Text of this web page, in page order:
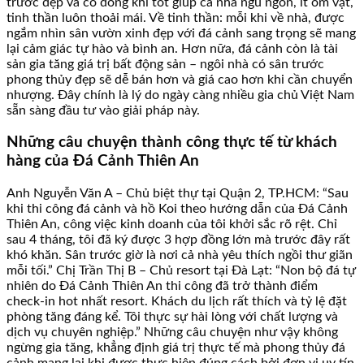
tinh thần luôn thoải mái. Về tinh thần: mỗi khi về nhà, được
ngắm nhìn sân vườn xinh đẹp với đá cảnh sang trọng sẽ mang
lại cảm giác tự hào và bình an. Hơn nữa, đá cảnh còn là tài
sản gia tăng giá trị bất động sản – ngôi nhà có sân trước
phong thủy đẹp sẽ dễ bán hơn và giá cao hơn khi cần chuyển
nhượng. Đây chính là lý do ngày càng nhiều gia chủ Việt Nam
sẵn sàng đầu tư vào giải pháp này.
Những câu chuyện thành công thực tế từ khách
hàng của Đá Cảnh Thiên An
Anh Nguyễn Văn A – Chủ biệt thự tại Quận 2, TP.HCM: “Sau
khi thi công đá cảnh và hồ Koi theo hướng dẫn của Đá Cảnh
Thiên An, công việc kinh doanh của tôi khởi sắc rõ rệt. Chỉ
sau 4 tháng, tôi đã ký được 3 hợp đồng lớn mà trước đây rất
khó khăn. Sân trước giờ là nơi cả nhà yêu thích ngồi thư giãn
mỗi tối.” Chị Trần Thị B – Chủ resort tại Đà Lạt: “Non bộ đá tự
nhiên do Đá Cảnh Thiên An thi công đã trở thành điểm
check-in hot nhất resort. Khách du lịch rất thích và tỷ lệ đặt
phòng tăng đáng kể. Tôi thực sự hài lòng với chất lượng và
dịch vụ chuyên nghiệp.” Những câu chuyện như vậy không
ngừng gia tăng, khẳng định giá trị thực tế mà phong thủy đá